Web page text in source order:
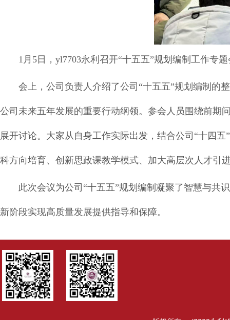
1月5日，yl7703永利召开“十五五”规划编制工作专
会上，公司负责人介绍了公司“十五五”规划编制的
公司未来五年发展的重要行动纲领。参会人员围绕前期
展开讨论。大家从自身工作实际出发，结合公司“十四
科方向培育、创新思政课教学模式、加大高层次人才引
此次会议为公司“十五五”规划编制凝聚了智慧与共
新阶段实现高质量发展提供指导和保障。